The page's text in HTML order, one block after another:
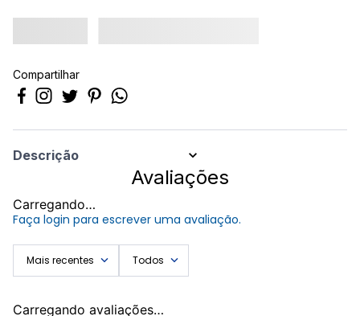
Compartilhar
Descrição
CANECA TRIO MICKEY BABY PLASUTIL
Avaliações
Carregando…
Faça login para escrever uma avaliação.
Mais recentes Todos
Carregando avaliações…